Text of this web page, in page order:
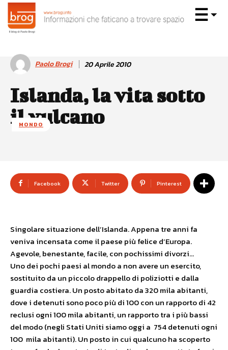
Paolo Brogi 20 Aprile 2010
Islanda, la vita sotto
il vulcano
MONDO
Facebook Twitter Pinterest
Singolare situazione dell’Islanda. Appena tre anni fa
veniva incensata come il paese più felice d’Europa.
Agevole, benestante, facile, con pochissimi divorzi…
Uno dei pochi paesi al mondo a non avere un esercito,
sostituito da un piccolo drappello di poliziotti e dalla
guardia costiera. Un posto abitato da 320 mila abitanti,
dove i detenuti sono poco più di 100 con un rapporto di 42
reclusi ogni 100 mila abitanti, un rapporto tra i più bassi
del modo (negli Stati Uniti siamo oggi a 754 detenuti ogni
100 mila abitanti). Un posto in cui qualcuno ha scoperto